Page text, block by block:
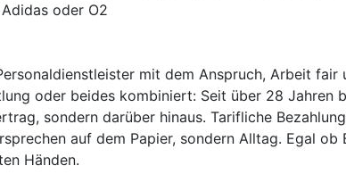
oder O2
mit dem Anspruch, Arbeit fair
oder beides kombiniert: Seit über 28 Jahren
sondern darüber hinaus. Tarifliche
auf dem Papier, sondern Alltag. Egal
Händen.